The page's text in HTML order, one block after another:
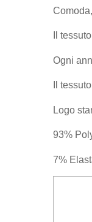
Il
Ogni
Il
Logo
93%
7%